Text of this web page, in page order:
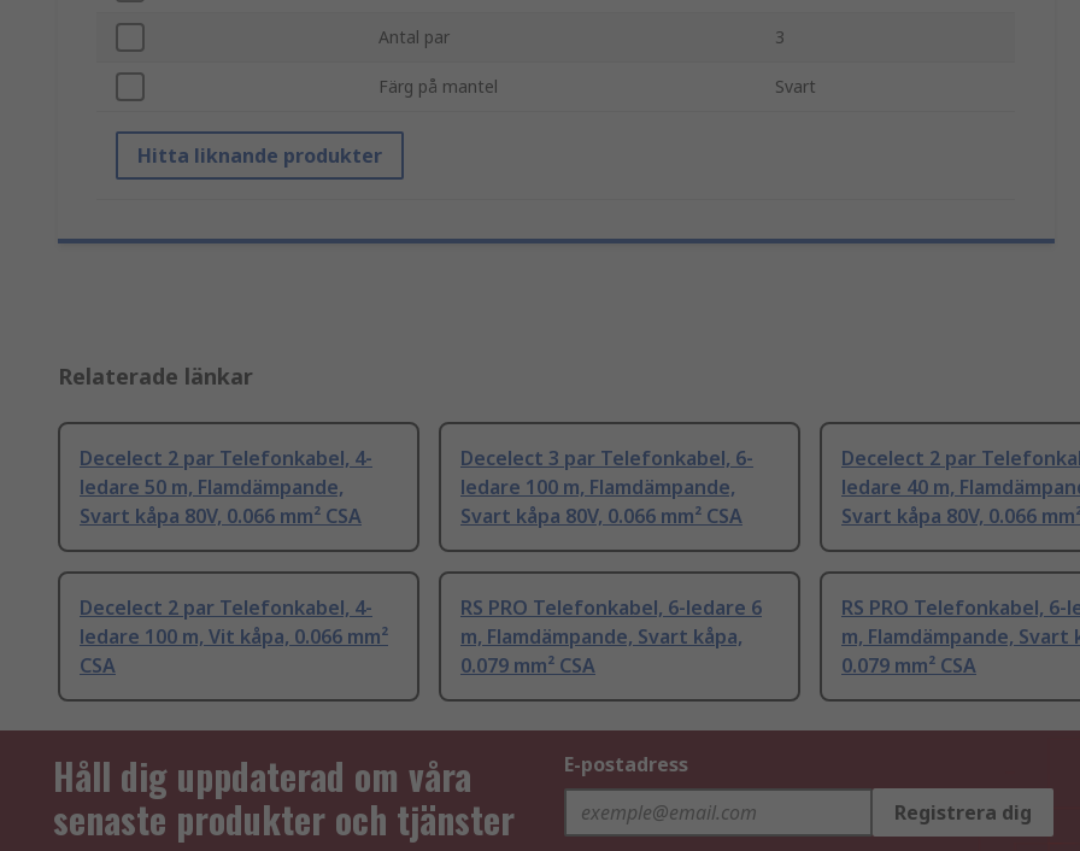
Antal par 3
Färg på mantel Svart
Hitta liknande produkter
Relaterade länkar
Decelect 2 par Telefonkabel, 4-
ledare 50 m, Flamdämpande,
Svart kåpa 80V, 0.066 mm² CSA
Decelect 3 par Telefonkabel, 6-
ledare 100 m, Flamdämpande,
Svart kåpa 80V, 0.066 mm² CSA
Decelect 2 par
ledare 40 m,
Svart kåpa 80V, 0.066
Decelect 2 par Telefonkabel, 4-
ledare 100 m, Vit kåpa, 0.066 mm²
CSA
RS PRO Telefonkabel, 6-ledare 6
m, Flamdämpande, Svart kåpa,
0.079 mm² CSA
RS PRO Telefonkabel, 6-
m, Flamdämpande, Svart
0.079 mm² CSA
Håll dig uppdaterad om våra
senaste produkter och tjänster
E-postadress
Registrera dig